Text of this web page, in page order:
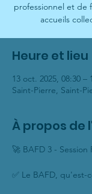
professionnel et de
accueils
Heure et lieu
13 oct. 2025, 08:30 –
Saint-Pierre, Saint-
À propos de
🚀 BAFD 3 -
✅ Le BAFD, qu'est-